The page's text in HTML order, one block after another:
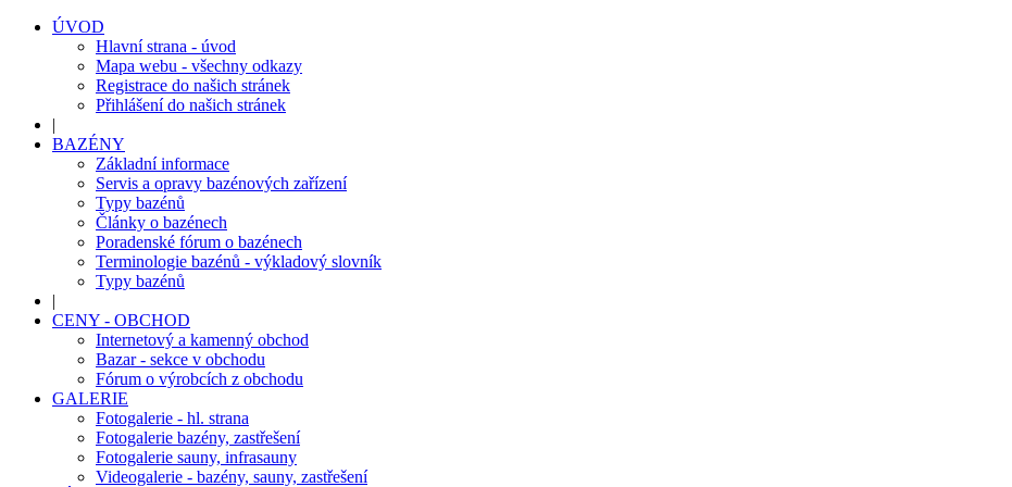
ÚVOD
Hlavní strana - úvod
Mapa webu - všechny odkazy
Registrace do našich stránek
Přihlášení do našich stránek
|
BAZÉNY
Základní informace
Servis a opravy bazénových zařízení
Typy bazénů
Články o bazénech
Poradenské fórum o bazénech
Terminologie bazénů - výkladový slovník
Typy bazénů
|
CENY - OBCHOD
Internetový a kamenný obchod
Bazar - sekce v obchodu
Fórum o výrobcích z obchodu
GALERIE
Fotogalerie - hl. strana
Fotogalerie bazény, zastřešení
Fotogalerie sauny, infrasauny
Videogalerie - bazény, sauny, zastřešení